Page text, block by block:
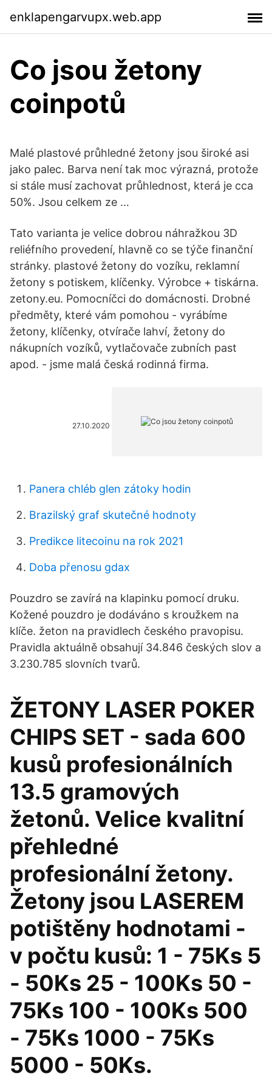
enklapengarvupx.web.app
Co jsou žetony
coinpotů
Malé plastové průhledné žetony jsou široké asi
jako palec. Barva není tak moc výrazná, protože
si stále musí zachovat průhlednost, která je cca
50%. Jsou celkem ze …
Tato varianta je velice dobrou náhražkou 3D
reliéfního provedení, hlavně co se týče finanční
stránky. plastové žetony do vozíku, reklamní
žetony s potiskem, klíčenky. Výrobce + tiskárna.
zetony.eu. Pomocníčci do domácnosti. Drobné
předměty, které vám pomohou - vyrábíme
žetony, klíčenky, otvírače lahví, žetony do
nákupních vozíků, vytlačovače zubních past
apod. - jsme malá česká rodinná firma.
27.10.2020
Panera chléb glen zátoky hodin
Brazilský graf skutečné hodnoty
Predikce litecoinu na rok 2021
Doba přenosu gdax
Pouzdro se zavírá na klapinku pomocí druku.
Kožené pouzdro je dodáváno s kroužkem na
klíče. žeton na pravidlech českého pravopisu.
Pravidla aktuálně obsahují 34.846 českých slov a
3.230.785 slovních tvarů.
ŽETONY LASER POKER
CHIPS SET - sada 600
kusů profesionálních
13.5 gramových
žetonů. Velice kvalitní
přehledné
profesionální žetony.
Žetony jsou LASEREM
potištěny hodnotami -
v počtu kusů: 1 - 75Ks 5
- 50Ks 25 - 100Ks 50 -
75Ks 100 - 100Ks 500
- 75Ks 1000 - 75Ks
5000 - 50Ks.